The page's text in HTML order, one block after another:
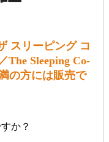
スリーピング コ
The Sleeping Co-
の方には販売で
か？